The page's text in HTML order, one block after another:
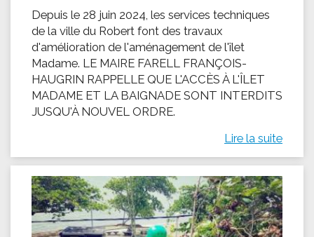
Depuis le 28 juin 2024, les services techniques
de la ville du Robert font des travaux
d'amélioration de l'aménagement de l'îlet
Madame. LE MAIRE FARELL FRANÇOIS-
HAUGRIN RAPPELLE QUE L'ACCÈS À L'ÎLET
MADAME ET LA BAIGNADE SONT INTERDITS
JUSQU'À NOUVEL ORDRE.
Lire la suite